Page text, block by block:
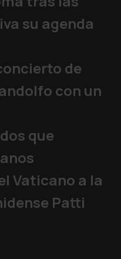
su agenda
de
con un
que
Vaticano a la
Patti